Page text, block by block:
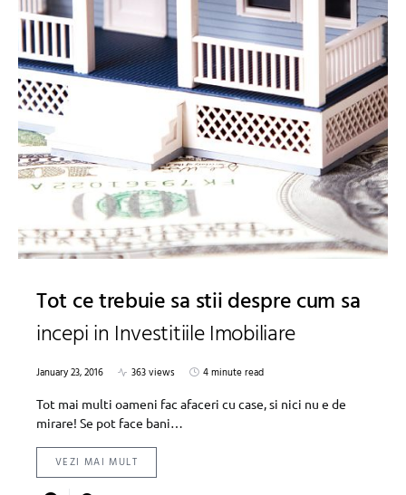
Tot ce trebuie sa stii despre cum sa
incepi in Investitiile Imobiliare
January 23, 2016 363 views
4 minute read
Tot mai multi oameni fac afaceri cu case, si nici nu e de
mirare! Se pot face bani…
VEZI MAI MULT